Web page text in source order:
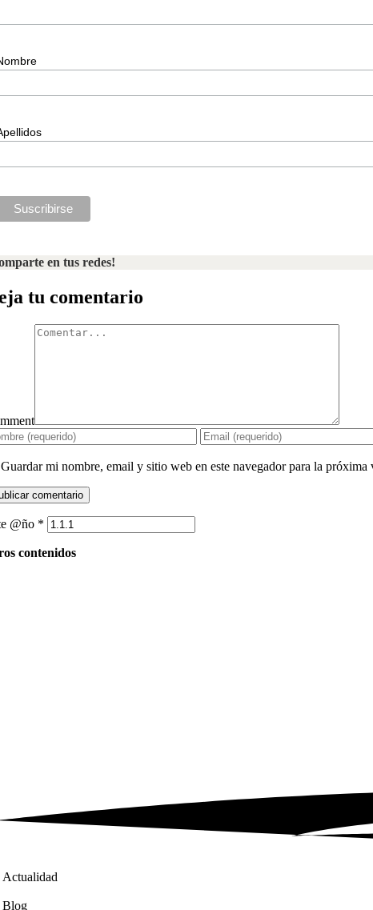
en tus redes!
tu comentario
Guardar mi nombre, email y sitio web en este navegador para la próxima
@ño *
contenidos
Actualidad
Blog